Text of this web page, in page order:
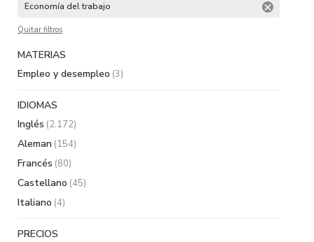
Economía del trabajo
Quitar filtros
MATERIAS
Empleo y desempleo (3)
IDIOMAS
Inglés (2.172)
Aleman (154)
Francés (80)
Castellano (45)
Italiano (4)
PRECIOS